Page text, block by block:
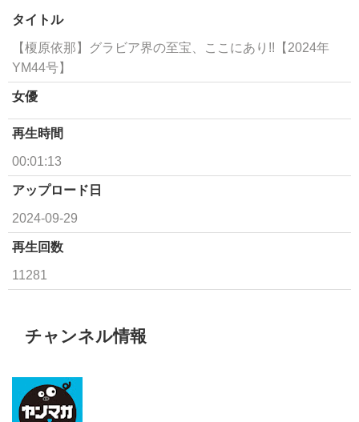
タイトル
【榎原依那】グラビア界の至宝、ここにあり!!【2024年
YM44号】
女優
再生時間
00:01:13
アップロード日
2024-09-29
再生回数
11281
チャンネル情報